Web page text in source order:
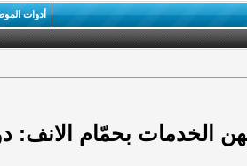
أدوات
الخدمات بحمّام الانف: